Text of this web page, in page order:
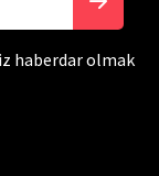
haberdar olmak